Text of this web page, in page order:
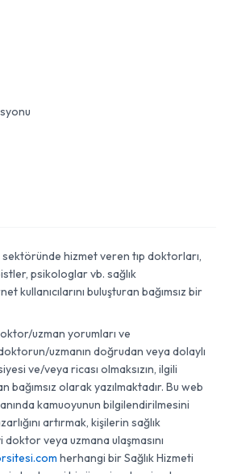
hizmet veren tıp doktorları,
psikologlar vb. sağlık
kullanıcılarını buluşturan bağımsız bir
uzman yorumları ve
uzmanın doğrudan veya dolaylı
ve/veya ricası olmaksızın, ilgili
bağımsız olarak yazılmaktadır. Bu web
kamuoyunun bilgilendirilmesini
artırmak, kişilerin sağlık
veya uzmana ulaşmasını
herhangi bir Sağlık Hizmeti